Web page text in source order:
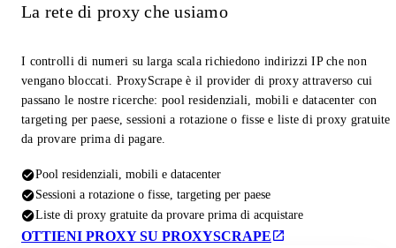
La rete di proxy che usiamo
I controlli di numeri su larga scala richiedono indirizzi IP che non
vengano bloccati. ProxyScrape è il provider di proxy attraverso cui
passano le nostre ricerche: pool residenziali, mobili e datacenter con
targeting per paese, sessioni a rotazione o fisse e liste di proxy gratuite
da provare prima di pagare.
Pool residenziali, mobili e datacenter
Sessioni a rotazione o fisse, targeting per paese
Liste di proxy gratuite da provare prima di acquistare
OTTIENI PROXY SU PROXYSCRAPE